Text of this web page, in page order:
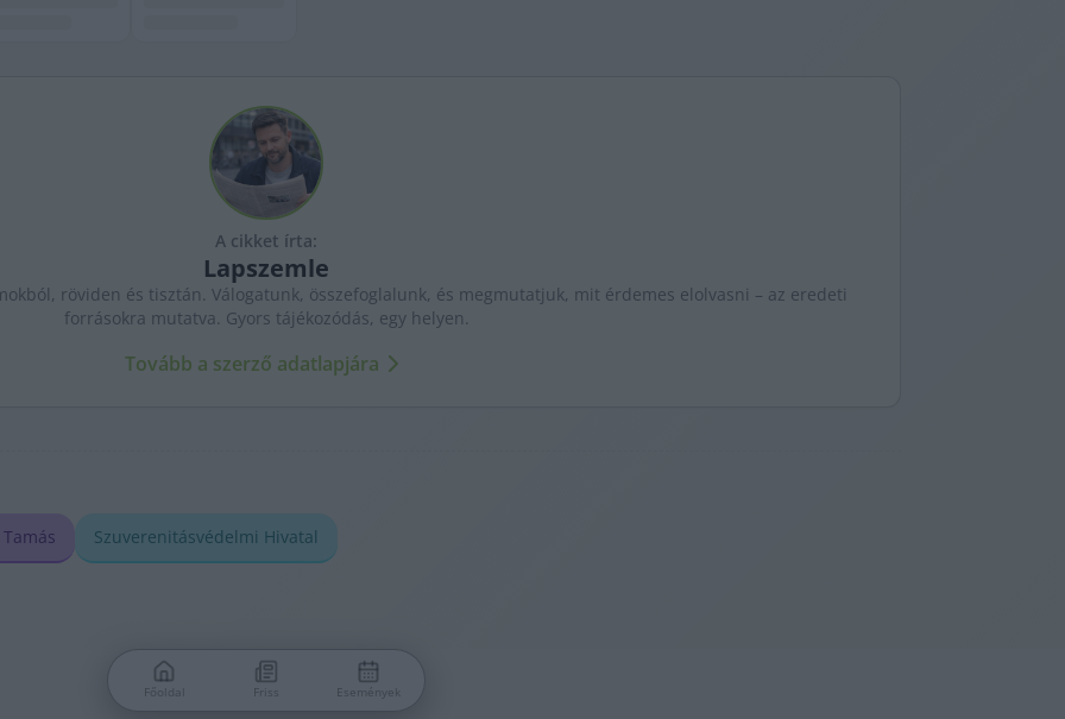
A cikket írta:
Lapszemle
röviden és tisztán. Válogatunk, összefoglalunk, és megmutatjuk, mit érdemes elolvasni – az eredeti
forrásokra mutatva. Gyors tájékozódás, egy helyen.
Tovább a szerző adatlapjára
Szuverenitásvédelmi Hivatal
Főoldal Friss Események